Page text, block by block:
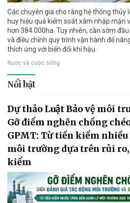
Các chuyên gia cho rằng hệ thống thủy
huy hiệu quả kiểm soát xâm nhập mặn
hơn 384.000ha. Tuy nhiên, cần sớm
và điều chỉnh quy trình vận hành để
thích ứng với biến đổi khí hậu.
Nước và cuộc sống
Nổi bật
Dự thảo Luật Bảo vệ môi
Gỡ điểm nghẽn chồng
GPMT: Từ tiền kiểm
môi trường dựa trên rủi ro,
kiểm